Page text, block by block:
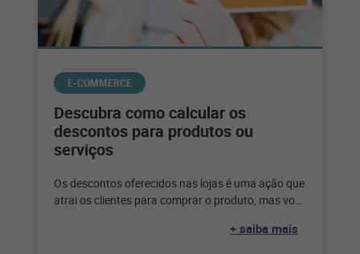
E-COMMERCE
Descubra como calcular os
descontos para produtos ou
serviços
Os descontos oferecidos nas lojas é uma ação que
atrai os clientes para comprar o produto, mas você
+ saiba mais